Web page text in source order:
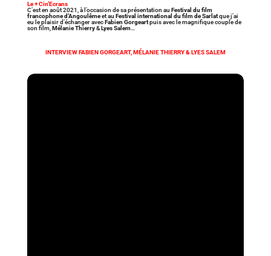
Le + Cin’Ecrans
C’est en août 2021, à l’occasion de sa présentation au Festival du film
francophone d’Angoulêmeet au Festival international du film de Sarlatque j’ai
eu le plaisir d’échanger avecFabien Gorgeartpuis avec le magnifique couple de
son film, Mélanie Thierry&Lyes Salem…
INTERVIEW FABIEN GORGEART, MÉLANIE THIERRY & LYES SALEM